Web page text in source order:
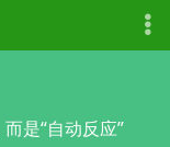
是“自动反应”